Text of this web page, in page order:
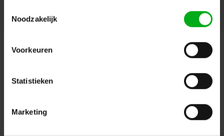
Noodzakelijk
Voorkeuren
Statistieken
Marketing